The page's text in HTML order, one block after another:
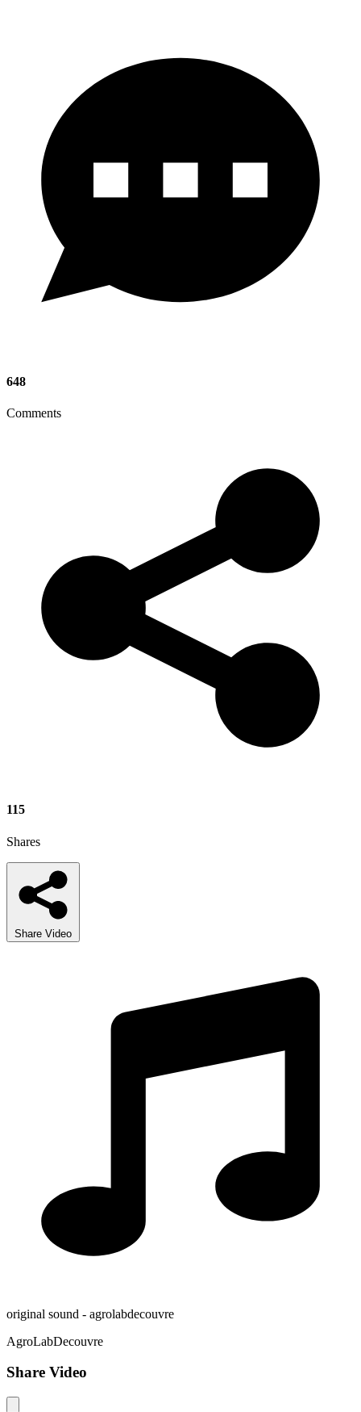
648
Comments
115
Shares
Share Video
original sound - agrolabdecouvre
AgroLabDecouvre
Share Video